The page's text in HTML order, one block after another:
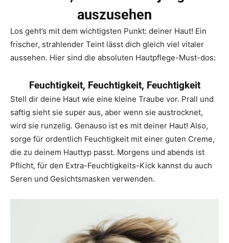
auszusehen
Los geht’s mit dem wichtigsten Punkt: deiner Haut! Ein
frischer, strahlender Teint lässt dich gleich viel vitaler
aussehen. Hier sind die absoluten Hautpflege-Must-dos:
Feuchtigkeit, Feuchtigkeit, Feuchtigkeit
Stell dir deine Haut wie eine kleine Traube vor. Prall und
saftig sieht sie super aus, aber wenn sie austrocknet,
wird sie runzelig. Genauso ist es mit deiner Haut! Also,
sorge für ordentlich Feuchtigkeit mit einer guten Creme,
die zu deinem Hauttyp passt. Morgens und abends ist
Pflicht, für den Extra-Feuchtigkeits-Kick kannst du auch
Seren und Gesichtsmasken verwenden.